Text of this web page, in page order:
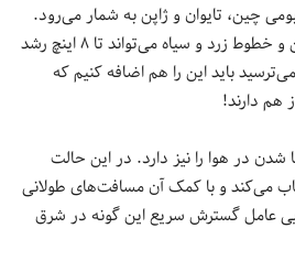
چین، تایوان و ژاپن به شمار می‌رود.
این نوع عنکبوت‌ با رنگ روشن و خطوط زرد و سیاه می‌تواند تا ۸ اینچ رشد
باید این را هم اضافه کنیم که
هم دارند!
شدن در هوا را نیز دارد. در این حالت
می‌کند و با کمک آن مسافت‌های طولانی
عامل گسترش سریع این گونه در شرق